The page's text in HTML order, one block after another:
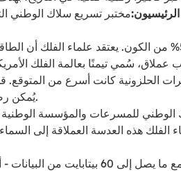
مختبر تسريع سلاك الوطني
سُمي تيمنًا بعالمة الفلك
كانت أسرع من المتوقع.
يُمكن رصدها مباشرةً، ولكنها تؤثر بوضوح على مدارات النجوم وبنية الكون.
للمسرعات والمؤسسة الوطنية
هذه العدسة العملاقة إلى
وبحلول نهاية المهمة، من المتوقع أن تسجل هذه